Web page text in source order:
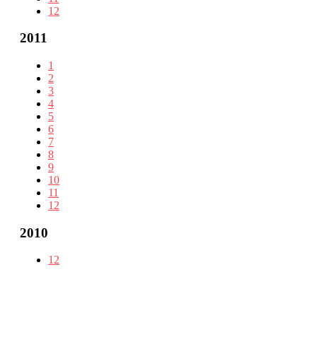
12
2011
1
2
3
4
5
6
7
8
9
10
11
12
2010
12